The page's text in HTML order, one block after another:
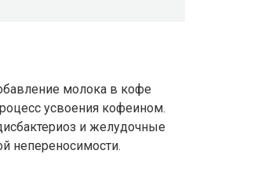
молока в кофе
усвоения кофеином.
и желудочные
непереносимости.